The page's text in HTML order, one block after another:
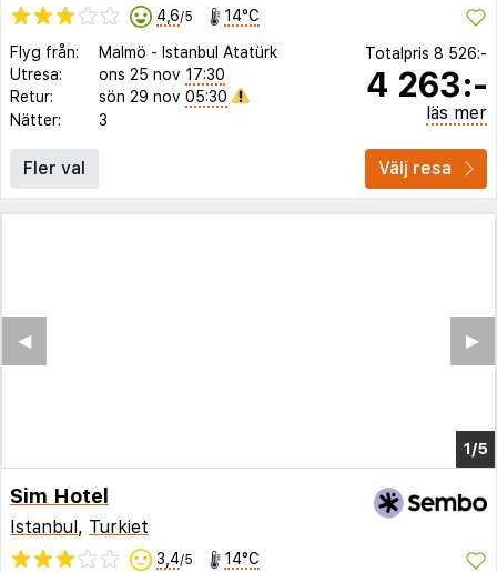
4,6/5 14°C
Flyg från: Malmö - Istanbul Atatürk
Utresa:
ons 25 nov 17:30
Retur:
sön 29 nov 05:30
Nätter:
3
Totalpris 8 526:-
4 263:-
läs mer
Fler val Välj resa
Sim Hotel
Istanbul, Turkiet
3,4/5 14°C